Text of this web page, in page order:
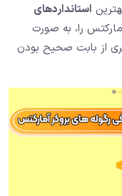
استانداردهای
را، به صورت
از بابت صحیح بودن